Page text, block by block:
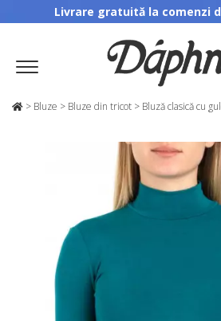
Livrare gratuită la comenzi
> Bluze > Bluze din tricot > Bluză clasică cu